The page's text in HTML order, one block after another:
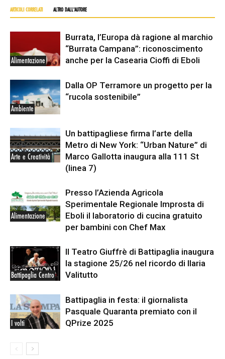
ARTICOLI CORRELATI ALTRO DALL'AUTORE
Alimentazione
Burrata, l’Europa dà ragione al marchio
“Burrata Campana”: riconoscimento
anche per la Casearia Cioffi di Eboli
Ambiente
Dalla OP Terramore un progetto per la
“rucola sostenibile”
Arte e Creatività
Un battipagliese firma l’arte della
Metro di New York: “Urban Nature” di
Marco Gallotta inaugura alla 111 St
(linea 7)
Alimentazione
Presso l’Azienda Agricola
Sperimentale Regionale Improsta di
Eboli il laboratorio di cucina gratuito
per bambini con Chef Max
Battipaglia Centro
Il Teatro Giuffrè di Battipaglia inaugura
la stagione 25/26 nel ricordo di Ilaria
Valitutto
I volti
Battipaglia in festa: il giornalista
Pasquale Quaranta premiato con il
QPrize 2025